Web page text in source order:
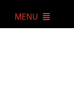
paraMENU